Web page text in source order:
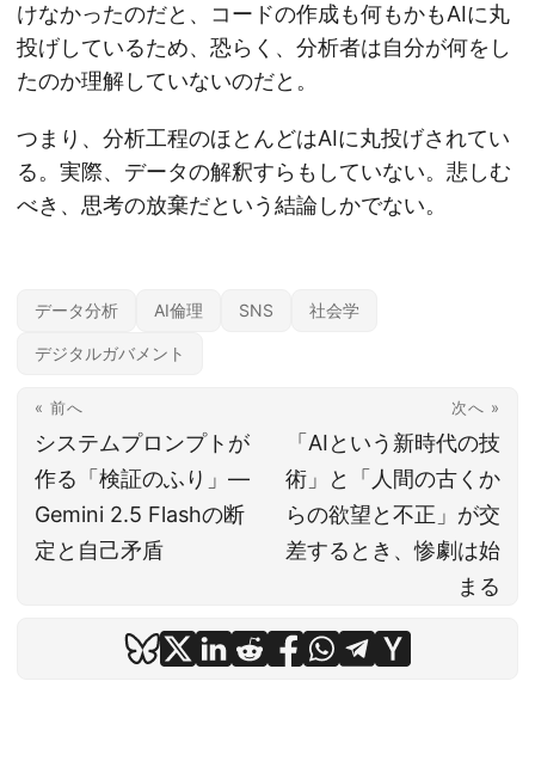
けなかったのだと、コードの作成も何もかもAIに丸
投げしているため、恐らく、分析者は自分が何をし
たのか理解していないのだと。
つまり、分析工程のほとんどはAIに丸投げされてい
る。実際、データの解釈すらもしていない。悲しむ
べき、思考の放棄だという結論しかでない。
データ分析 AI倫理 SNS 社会学
デジタルガバメント
« 前へ
システムプロンプトが
作る「検証のふり」—
Gemini 2.5 Flashの断
定と自己矛盾
次へ »
「AIという新時代の技
術」と「人間の古くか
らの欲望と不正」が交
差するとき、惨劇は始
まる